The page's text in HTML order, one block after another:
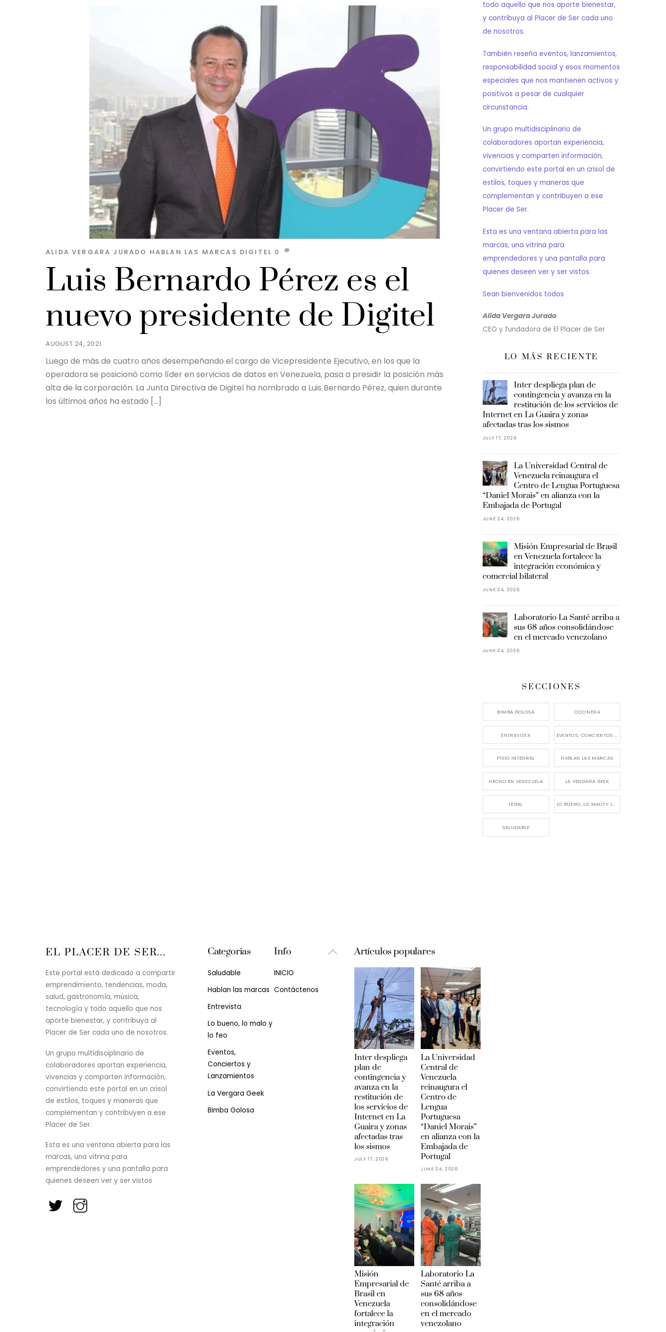
AUGUST 24, 2021
Luis Bernardo Pérez es el
nuevo presidente de Digitel
ALIDA VERGARA JURADO HABLAN LAS MARCAS DIGITEL 0
Luego de más de cuatro años desempeñando el cargo de Vicepresidente Ejecutivo, en los que la
operadora se posicionó como líder en servicios de datos en Venezuela, pasa a presidir la posición más
alta de la corporación. La Junta Directiva de Digitel ha nombrado a Luis Bernardo Pérez, quien durante
los últimos años ha estado […]
todo aquello que nos aporte bienestar,
y contribuya al Placer de Ser cada uno
de nosotros.
También reseña eventos, lanzamientos,
responsabilidad social y esos momentos
especiales que nos mantienen activos y
positivos a pesar de cualquier
circunstancia.
Un grupo multidisciplinario de
colaboradores aportan experiencia,
vivencias y comparten información,
convirtiendo este portal en un crisol de
estilos, toques y maneras que
complementan y contribuyen a ese
Placer de Ser.
Esta es una ventana abierta para las
marcas, una vitrina para
emprendedores y una pantalla para
quienes deseen ver y ser vistos.
Sean bienvenidos todos
Alida Vergara Jurado
CEO y fundadora de El Placer de Ser
LO MÁS RECIENTE
Inter despliega plan de
contingencia y avanza en la
restitución de los servicios de
Internet en La Guaira y zonas
afectadas tras los sismos
JULY 17, 2026
La Universidad Central de
Venezuela reinaugura el
Centro de Lengua Portuguesa
“Daniel Morais” en alianza con la
Embajada de Portugal
JUNE 24, 2026
Misión Empresarial de Brasil
en Venezuela fortalece la
integración económica y
comercial bilateral
JUNE 24, 2026
Laboratorio La Santé arriba a
sus 68 años consolidándose
en el mercado venezolano
JUNE 24, 2026
SECCIONES
BIMBA GOLOSA COCINERA
ENTREVISTA
FISIO INTEGRAL HABLAN LAS MARCAS
HECHO EN VENEZUELA LA VERGARA GEEK
LEGAL LO BUENO, LO MALO Y LO FEO
SALUDABLE
Back
EL PLACER DE SER...
Este portal está dedicado a compartir
emprendimiento, tendencias, moda,
salud, gastronomía, música,
tecnología y todo aquello que nos
aporte bienestar, y contribuya al
Placer de Ser cada uno de nosotros.
Un grupo multidisciplinario de
colaboradores aportan experiencia,
vivencias y comparten información,
convirtiendo este portal en un crisol
de estilos, toques y maneras que
complementan y contribuyen a ese
Placer de Ser.
Esta es una ventana abierta para las
marcas, una vitrina para
emprendedores y una pantalla para
quienes deseen ver y ser vistos
Categorias
Saludable
Hablan las marcas
Entrevista
Lo bueno, lo malo y
lo feo
Eventos,
Conciertos y
Lanzamientos
La Vergara Geek
Bimba Golosa
Info
INICIO
Contáctenos
Artículos populares
Inter despliega
plan de
contingencia y
avanza en la
restitución de
los servicios de
Internet en La
Guaira y zonas
afectadas tras
los sismos
JULY 17, 2026
La Universidad
Central de
Venezuela
reinaugura el
Centro de
Lengua
Portuguesa
“Daniel Morais”
en alianza con la
Embajada de
Portugal
JUNE 24, 2026
Misión
Empresarial de
Brasil en
Venezuela
fortalece la
integración
Laboratorio La
Santé arriba a
sus 68 años
consolidándose
en el mercado
venezolano